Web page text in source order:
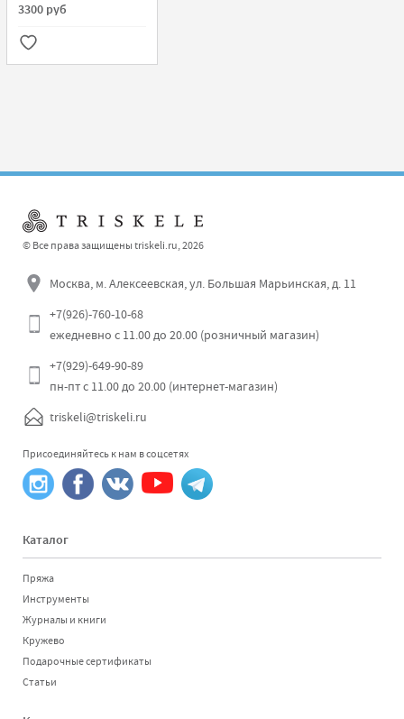
3300 руб
© Все права защищены triskeli.ru, 2026
Москва, м. Алексеевская, ул. Большая Марьинская, д. 11
+7(926)-760-10-68
ежедневно с 11.00 до 20.00 (розничный магазин)
+7(929)-649-90-89
пн-пт с 11.00 до 20.00 (интернет-магазин)
triskeli@triskeli.ru
Присоединяйтесь к нам в соцсетях
Каталог
Пряжа
Инструменты
Журналы и книги
Кружево
Подарочные сертификаты
Статьи